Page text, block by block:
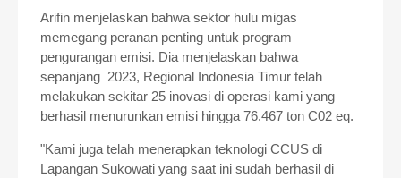
Arifin menjelaskan bahwa sektor hulu migas
memegang peranan penting untuk program
pengurangan emisi. Dia menjelaskan bahwa
sepanjang 2023, Regional Indonesia Timur telah
melakukan sekitar 25 inovasi di operasi kami yang
berhasil menurunkan emisi hingga 76.467 ton C02 eq.
"Kami juga telah menerapkan teknologi CCUS di
Lapangan Sukowati yang saat ini sudah berhasil di